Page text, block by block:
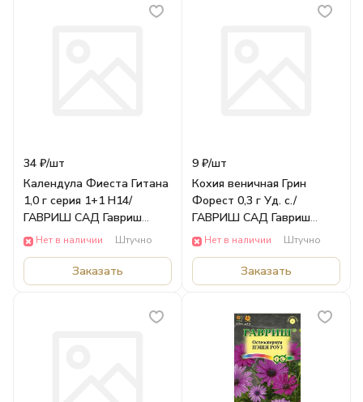
34 ₽/шт
Календула Фиеста Гитана
1,0 г серия 1+1 Н14/
ГАВРИШ САД Гавриш
Цветы
Нет в наличии Штучно
Заказать
9 ₽/шт
Кохия веничная Грин
Форест 0,3 г Уд. с./
ГАВРИШ САД Гавриш
Цветы
Нет в наличии Штучно
Заказать